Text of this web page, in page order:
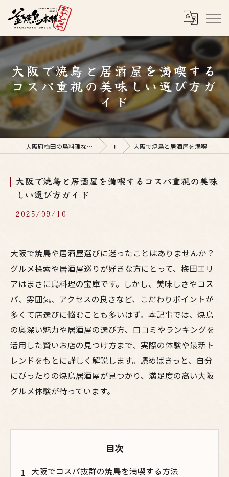
大阪で焼鳥と居酒屋を満喫する
コスパ重視の美味しい選び方ガ
イド
大阪府梅田の鳥料理なら釜焼鳥本舗おやひなや 梅田店 コラム 大阪で焼鳥と居酒屋を満喫するコスパ重視の美味しい選び方ガイド
大阪で焼鳥と居酒屋を満喫するコスパ重視の美味
しい選び方ガイド
2025/09/10
大阪で焼鳥や居酒屋選びに迷ったことはありませんか？
グルメ探索や居酒屋巡りが好きな方にとって、梅田エリ
アはまさに鳥料理の宝庫です。しかし、美味しさやコス
パ、雰囲気、アクセスの良さなど、こだわりポイントが
多くて店選びに悩むことも多いはず。本記事では、焼鳥
の奥深い魅力や居酒屋の選び方、口コミやランキングを
活用した賢いお店の見つけ方まで、実際の体験や最新ト
レンドをもとに詳しく解説します。読めばきっと、自分
にぴったりの焼鳥居酒屋が見つかり、満足度の高い大阪
グルメ体験が待っています。
目次
大阪でコスパ抜群の焼鳥を満喫する方法